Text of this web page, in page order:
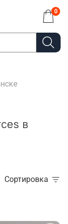
0
в
Сортировка